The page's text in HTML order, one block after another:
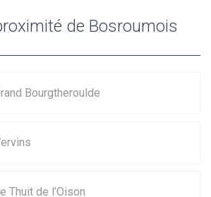
de Bosroumois
Bourgtheroulde
Thuit de l’Oison